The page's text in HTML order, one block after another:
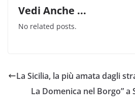
Vedi Anche ...
No related posts.
La Sicilia, la più amata dagli
La Domenica nel Borgo” a